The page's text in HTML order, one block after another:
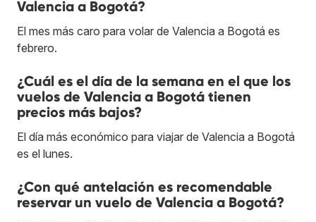
Valencia a Bogotá?
El mes más caro para volar de Valencia a Bogotá es
febrero.
¿Cuál es el día de la semana en el que los
vuelos de Valencia a Bogotá tienen
precios más bajos?
El día más económico para viajar de Valencia a Bogotá
es el lunes.
¿Con qué antelación es recomendable
reservar un vuelo de Valencia a Bogotá?